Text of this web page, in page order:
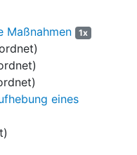
Aufhebung des
Urteilsgründe (Tat zum
Überprüfung nicht
Maßnahmen 1x
eines